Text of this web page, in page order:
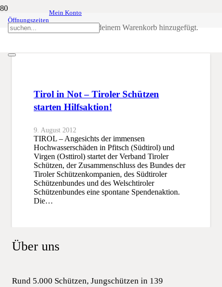
Öffnungszeiten
Mein Konto
wurde deinem Warenkorb hinzugefügt.
Hochwasserschäden
Tirol in Not – Tiroler Schützen
starten Hilfsaktion!
9. August 2012
TIROL – Angesichts der immensen
Hochwasserschäden in Pfitsch (Südtirol) und
Virgen (Osttirol) startet der Verband Tiroler
Schützen, der Zusammenschluss des Bundes der
Tiroler Schützenkompanien, des Südtiroler
Schützenbundes und des Welschtiroler
Schützenbundes eine spontane Spendenaktion.
Die…
Über uns
Rund 5.000 Schützen, Jungschützen in 139